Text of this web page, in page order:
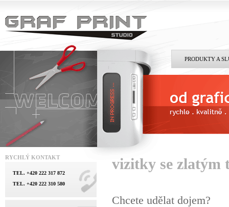
PRODUKTY A
vizitky se zlatým
Chcete udělat dojem?
RYCHLÝ KONTAKT
TEL. +420 222 317 872
TEL. +420 222 310 580